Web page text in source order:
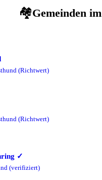
🏘️Gemeinden im
(Richtwert)
(Richtwert)
✓
(verifiziert)